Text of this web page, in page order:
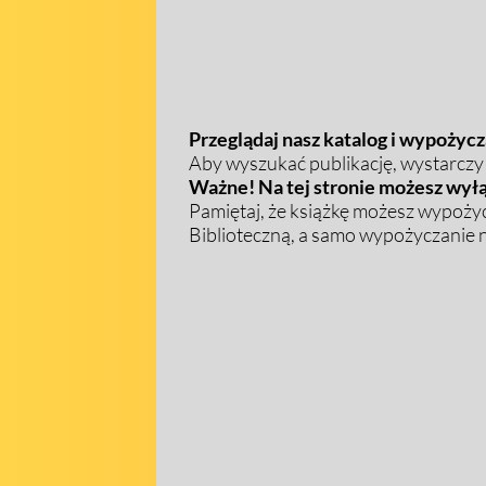
Przeglądaj nasz katalog i
Aby wyszukać publikację,
Ważne! Na tej stronie możesz
Pamiętaj, że książkę możesz
Biblioteczną, a samo wypożyczanie